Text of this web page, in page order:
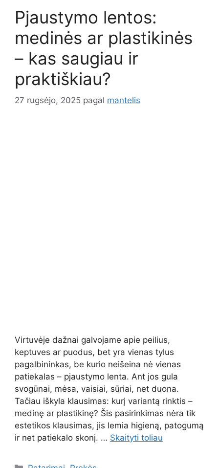
Pjaustymo lentos:
medinės ar plastikinės
– kas saugiau ir
praktiškiau?
27 rugsėjo, 2025 pagal mantelis
Virtuvėje dažnai galvojame apie peilius,
keptuves ar puodus, bet yra vienas tylus
pagalbininkas, be kurio neišeina nė vienas
patiekalas – pjaustymo lenta. Ant jos gula
svogūnai, mėsa, vaisiai, sūriai, net duona.
Tačiau iškyla klausimas: kurį variantą rinktis –
medinę ar plastikinę? Šis pasirinkimas nėra tik
estetikos klausimas, jis lemia higieną, patogumą
ir net patiekalo skonį. … Skaityti toliau